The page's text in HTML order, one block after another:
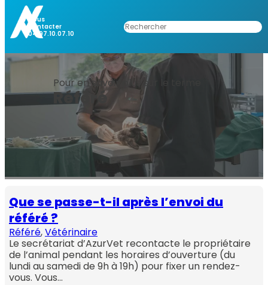
Aller
contenu
Nous
Contacter
04.97.10.07.10
Rechercher
Pour en savoir plus sur le terme
Référé
Que se passe-t-il après l’envoi du
référé ?
Référé, Vétérinaire
Le secrétariat d’AzurVet recontacte le propriétaire
de l’animal pendant les horaires d’ouverture (du
lundi au samedi de 9h à 19h) pour fixer un rendez-
vous. Vous…